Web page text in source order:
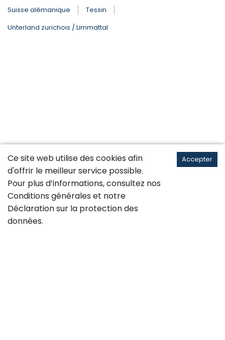
Suisse alémanique
Tessin
Unterland zurichois / Limmattal
Ce site web utilise des cookies afin
d'offrir le meilleur service possible.
Pour plus d’informations, consultez nos
Conditions générales et notre
Déclaration sur la protection des
données.
Accepter